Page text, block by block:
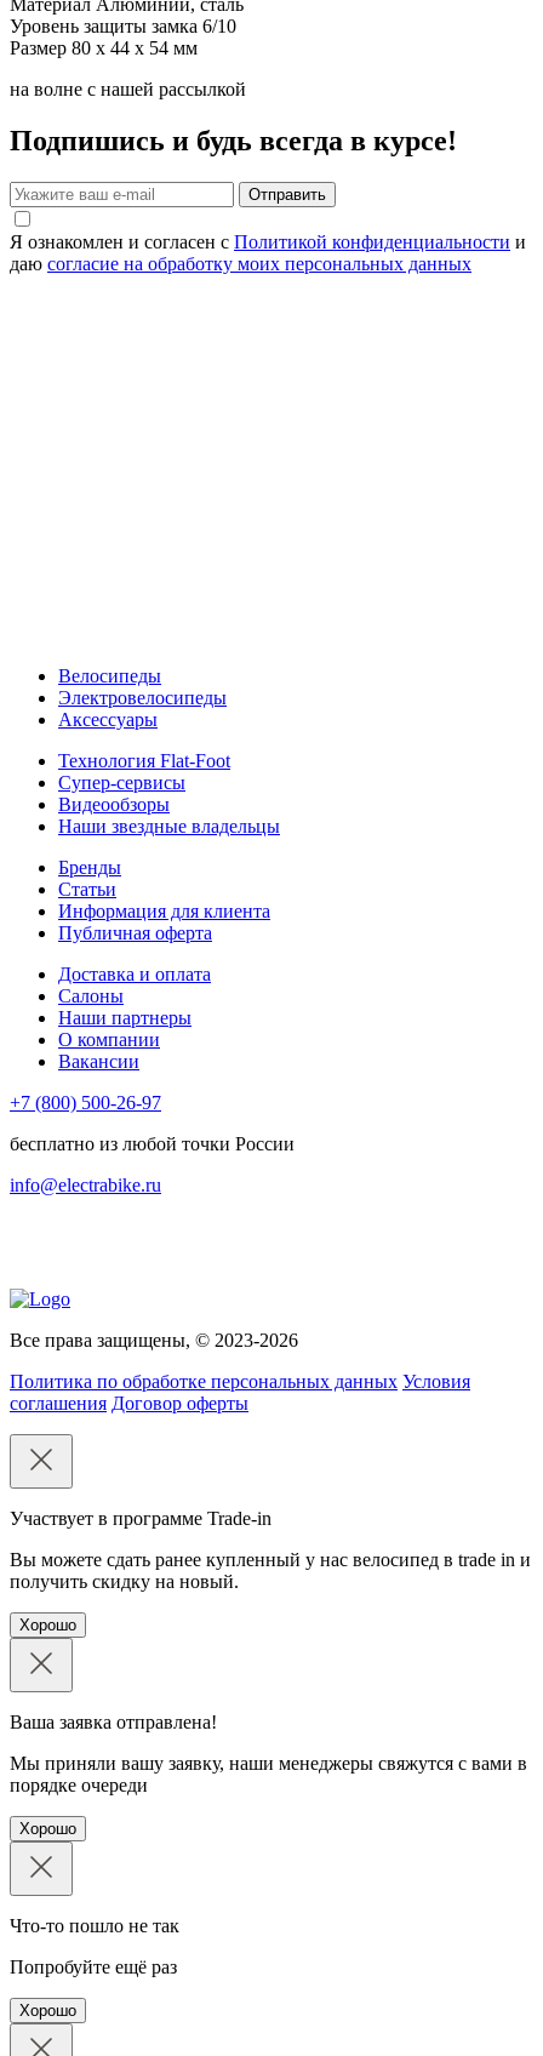
Материал Алюминий, сталь
Уровень защиты замка 6/10
Размер 80 x 44 x 54 мм
на волне с нашей рассылкой
Подпишись и будь всегда в курсе!
Отправить
Я ознакомлен и согласен с Политикой конфиденциальности и
даю согласие на обработку моих персональных данных
Велосипеды
Электровелосипеды
Аксессуары
Технология Flat-Foot
Супер-сервисы
Видеообзоры
Наши звездные владельцы
Бренды
Статьи
Информация для клиента
Публичная оферта
Доставка и оплата
Салоны
Наши партнеры
О компании
Вакансии
+7 (800) 500-26-97
бесплатно из любой точки России
info@electrabike.ru
Все права защищены, © 2023-2026
Политика по обработке персональных данных Условия
соглашения Договор оферты
Участвует в программе Trade-in
Вы можете сдать ранее купленный у нас велосипед в trade in и
получить скидку на новый.
Хорошо
Ваша заявка отправлена!
Мы приняли вашу заявку, наши менеджеры свяжутся с вами в
порядке очереди
Хорошо
Что-то пошло не так
Попробуйте ещё раз
Хорошо